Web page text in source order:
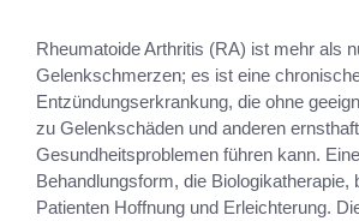
Rheumatoide Arthritis (RA) ist mehr als
Gelenkschmerzen; es ist eine
Entzündungserkrankung, die ohne
zu Gelenkschäden und anderen
Gesundheitsproblemen führen kann.
Behandlungsform, die Biologikatherapie,
Patienten Hoffnung und Erleichterung.